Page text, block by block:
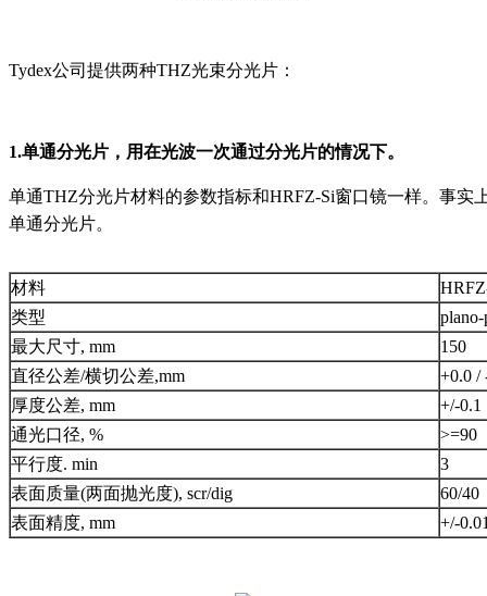
Tydex公司提供两种THZ光束分光片：
1.单通分光片，用在光波一次通过分光片的情况下。
单通THZ分光片材料的参数指标和HRFZ-Si窗口镜一样。事实
单通分光片。
材料
类型
最大尺寸, mm
150
直径公差/横切公差,mm
+0.0 /
厚度公差, mm
+/-0.1
通光口径, %
>=90
平行度. min
3
表面质量(两面抛光度), scr/dig
60/40
表面精度, mm
+/-